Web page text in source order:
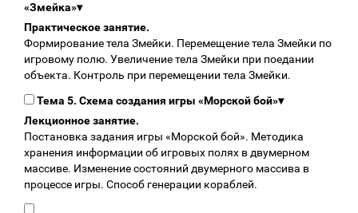
«Змейка»▾
Практическое занятие.
Формирование тела Змейки. Перемещение тела Змейки по
игровому полю. Увеличение тела Змейки при поедании
объекта. Контроль при перемещении тела Змейки.
Тема 5. Схема создания игры «Морской бой»▾
Лекционное занятие.
Постановка задания игры «Морской бой». Методика
хранения информации об игровых полях в двумерном
массиве. Изменение состояний двумерного массива в
процессе игры. Способ генерации кораблей.